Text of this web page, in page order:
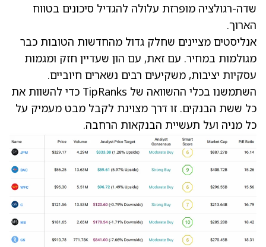
שדה-רגולציה מופרזת עלולה להגדיל סיכונים בטווח
הארוך.
אנליסטים מציינים שחלק גדול מהחדשות הטובות כבר
מגולמות במחיר. עם זאת, עם הון שעדיין חזק ומגמות
עסקיות יציבות, משקיעים רבים נשארים חיוביים.
השתמשנו בכלי ההשוואה של TipRanks כדי להשוות את
כל ששת הבנקים. זו דרך מצוינת לקבל מבט מעמיק על
כל מניה ועל תעשיית הבנקאות הרחבה.